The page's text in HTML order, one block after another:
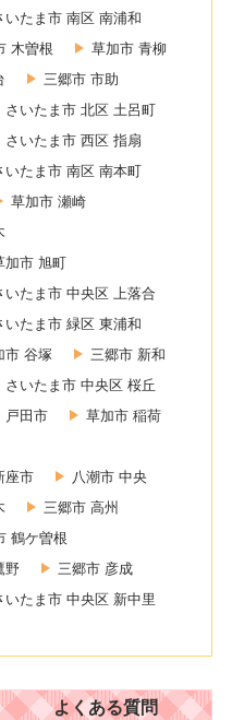
いたま市 南区 南浦和
木曽根
草加市 青柳
三郷市 市助
さいたま市 北区 土呂町
さいたま市 西区 指扇
いたま市 南区 南本町
草加市 瀬崎
加市 旭町
いたま市 中央区 上落合
いたま市 緑区 東浦和
市 谷塚
三郷市 新和
さいたま市 中央区 桜丘
戸田市
草加市 稲荷
座市
八潮市 中央
三郷市 高州
鶴ケ曽根
野
三郷市 彦成
いたま市 中央区 新中里
よくある質問